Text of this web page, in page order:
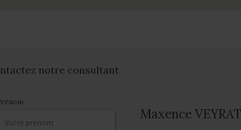
notre consultant
Maxence VEYRAT